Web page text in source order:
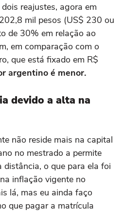
reajustes, agora em
mil pesos (US$ 230 ou
de 30% em relação ao
em comparação com o
que está fixado em R$
argentino é menor.
devido a alta na
não reside mais na capital
no mestrado a permite
distância, o que para ela foi
inflação vigente no
lá, mas eu ainda faço
que pagar a matrícula